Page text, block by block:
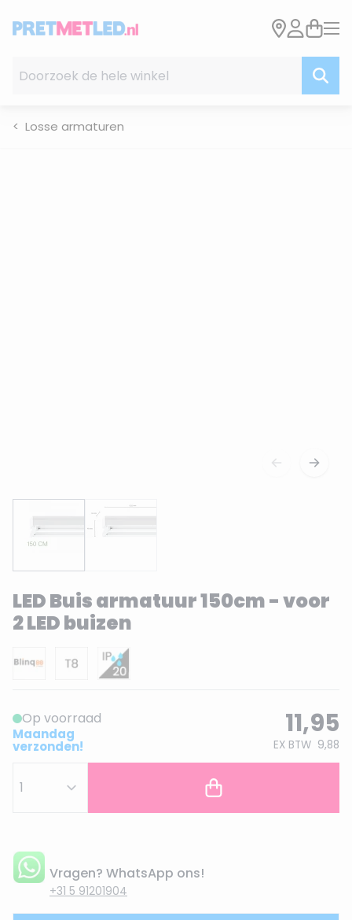
Losse armaturen
LED Buis armatuur 150cm - voor
2 LED buizen
Op voorraad
Maandag
verzonden!
11,95
EX BTW 9,88
Vragen? WhatsApp ons!
+31 5 91201904